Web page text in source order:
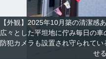
【外観】2025年10月築の清潔感
広々とした平坦地に佇み毎日の車
防犯カメラも設置され守られて
せ